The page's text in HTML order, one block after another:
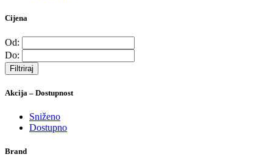
Cijena
Od:
Do:
Filtriraj
Akcija – Dostupnost
Sniženo
Dostupno
Brand